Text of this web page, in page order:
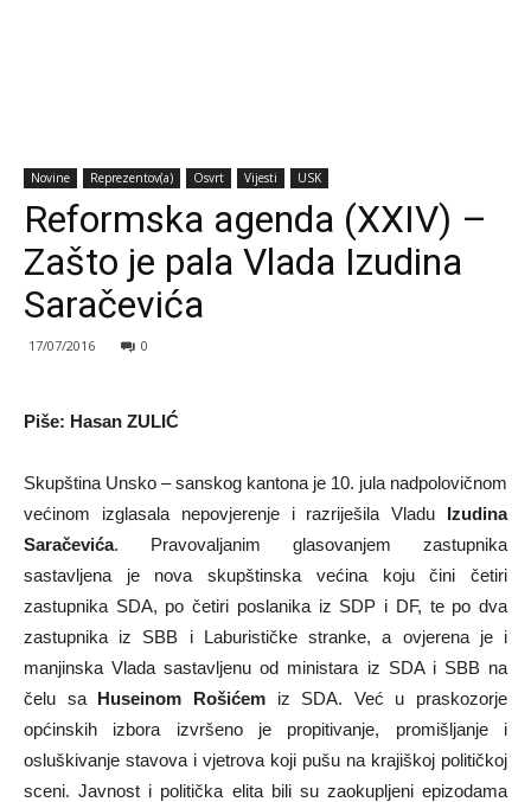
Novine Reprezentov(a) Osvrt Vijesti USK
Reformska agenda (XXIV) –
Zašto je pala Vlada Izudina
Saračevića
17/07/2016 0
Piše: Hasan ZULIĆ
Skupština Unsko – sanskog kantona je 10. jula nadpolovičnom
većinom izglasala nepovjerenje i razriješila Vladu Izudina
Saračevića. Pravovaljanim glasovanjem zastupnika
sastavljena je nova skupštinska većina koju čini četiri
zastupnika SDA, po četiri poslanika iz SDP i DF, te po dva
zastupnika iz SBB i Laburističke stranke, a ovjerena je i
manjinska Vlada sastavljenu od ministara iz SDA i SBB na
čelu sa Huseinom Rošićemiz SDA. Već u praskozorje
općinskih izbora izvršeno je propitivanje, promišljanje i
osluškivanje stavova i vjetrova koji pušu na krajiškoj političkoj
sceni. Javnost i politička elita bili su zaokupljeni epizodama